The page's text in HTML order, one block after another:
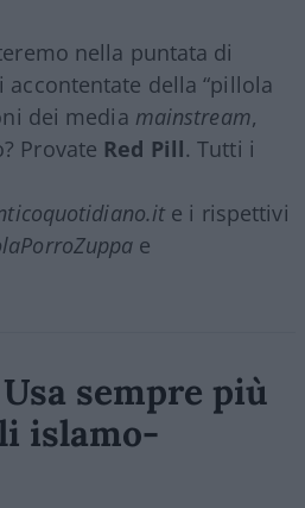
nella puntata di
accontentate della “pillola
dei media mainstream,
Provate Red Pill. Tutti i
e i rispettivi
e
sempre più
islamo-